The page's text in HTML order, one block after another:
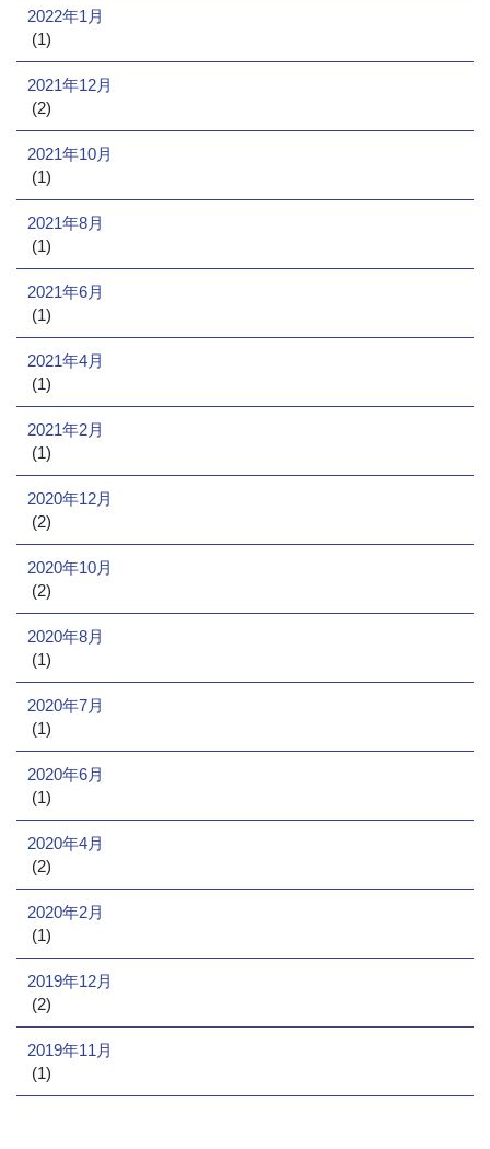
2022年1月
(1)
2021年12月
(2)
2021年10月
(1)
2021年8月
(1)
2021年6月
(1)
2021年4月
(1)
2021年2月
(1)
2020年12月
(2)
2020年10月
(2)
2020年8月
(1)
2020年7月
(1)
2020年6月
(1)
2020年4月
(2)
2020年2月
(1)
2019年12月
(2)
2019年11月
(1)